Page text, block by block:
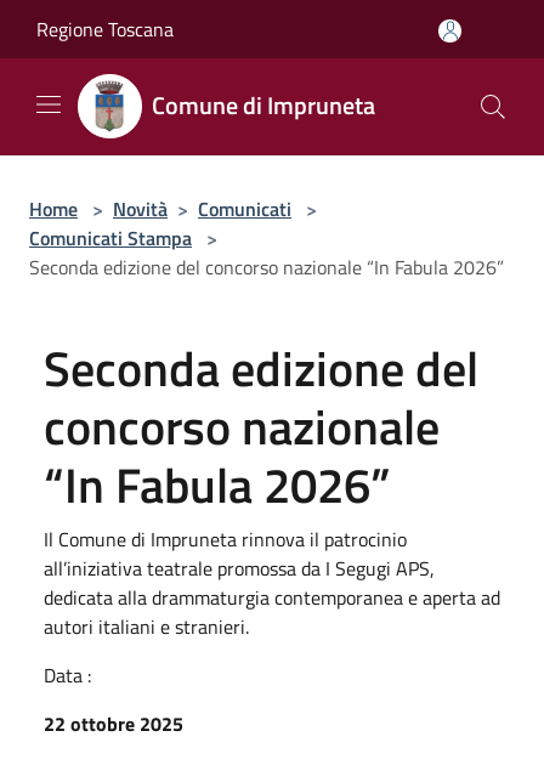
Regione Toscana
Comune di Impruneta
Home > Novità > Comunicati >
Comunicati Stampa >
Seconda edizione del concorso nazionale “In Fabula 2026”
Seconda edizione del
concorso nazionale
“In Fabula 2026”
Il Comune di Impruneta rinnova il patrocinio
all’iniziativa teatrale promossa da I Segugi APS,
dedicata alla drammaturgia contemporanea e aperta ad
autori italiani e stranieri.
Data :
22 ottobre 2025